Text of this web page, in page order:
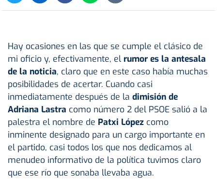
Hay ocasiones en las que se cumple el clásico de
mi oficio y, efectivamente, el rumor es la antesala
de la noticia, claro que en este caso había muchas
posibilidades de acertar. Cuando casi
inmediatamente después de la dimisión de
Adriana Lastra como número 2 del PSOE salió a la
palestra el nombre de Patxi López como
inminente designado para un cargo importante en
el partido, casi todos los que nos dedicamos al
menudeo informativo de la política tuvimos claro
que ese río que sonaba llevaba agua.